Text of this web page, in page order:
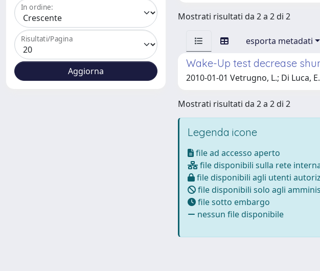
In ordine:
Risultati/Pagina
Mostrati risultati da 2 a 2 di 2
esporta metadati
Wake-Up test decrease
2010-01-01 Vetrugno, L.; Di Luca,
Mostrati risultati da 2 a 2 di 2
Legenda icone
file ad accesso aperto
file disponibili sulla rete
file disponibili agli utenti
file disponibili solo agli
file sotto embargo
nessun file disponibile